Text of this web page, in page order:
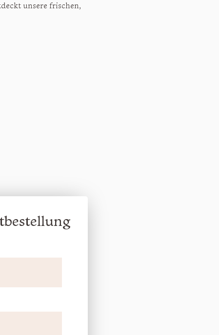
unsere frischen,